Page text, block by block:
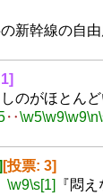
新幹線の自由
のがほとんど
‥\w5\w9\w9\n
[投票: 3]
\w9\s[1] 『悶